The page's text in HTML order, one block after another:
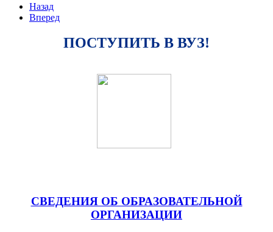
Назад
Вперед
ПОСТУПИТЬ В ВУЗ!
СВЕДЕНИЯ ОБ ОБРАЗОВАТЕЛЬНОЙ
ОРГАНИЗАЦИИ